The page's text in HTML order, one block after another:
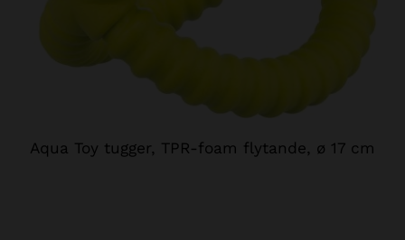
Aqua Toy tugger, TPR-foam flytande, ø 17 cm